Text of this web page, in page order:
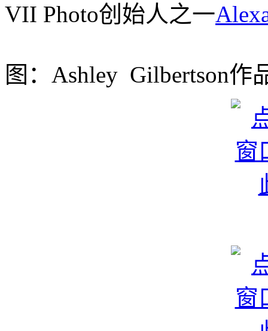
VII Photo创始人之一
图：Ashley Gilbertson作